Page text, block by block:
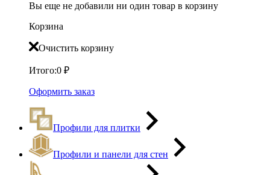
Вы еще не добавили ни один товар в корзину
Корзина
Очистить корзину
Итого:0 ₽
Оформить заказ
Профили для плитки
Профили и панели для стен